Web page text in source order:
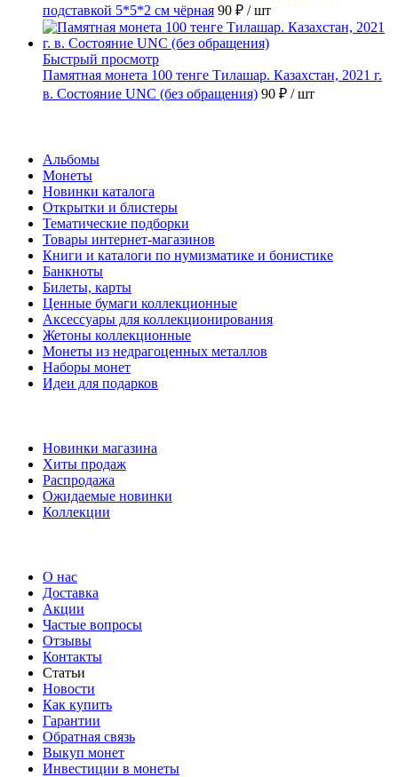
подставкой 5*5*2 см чёрная 90 ₽ / шт
Быстрый просмотр
Памятная монета 100 тенге Тилашар. Казахстан, 2021 г.
в. Состояние UNC (без обращения) 90 ₽ / шт
Альбомы
Монеты
Новинки каталога
Открытки и блистеры
Тематические подборки
Товары интернет-магазинов
Книги и каталоги по нумизматике и бонистике
Банкноты
Билеты, карты
Ценные бумаги коллекционные
Аксессуары для коллекционирования
Жетоны коллекционные
Монеты из недрагоценных металлов
Наборы монет
Идеи для подарков
Новинки магазина
Хиты продаж
Распродажа
Ожидаемые новинки
Коллекции
О нас
Доставка
Акции
Частые вопросы
Отзывы
Контакты
Статьи
Новости
Как купить
Гарантии
Обратная связь
Выкуп монет
Инвестиции в монеты